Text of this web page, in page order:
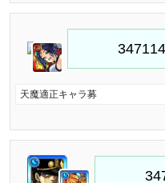
天魔適正キャラ募